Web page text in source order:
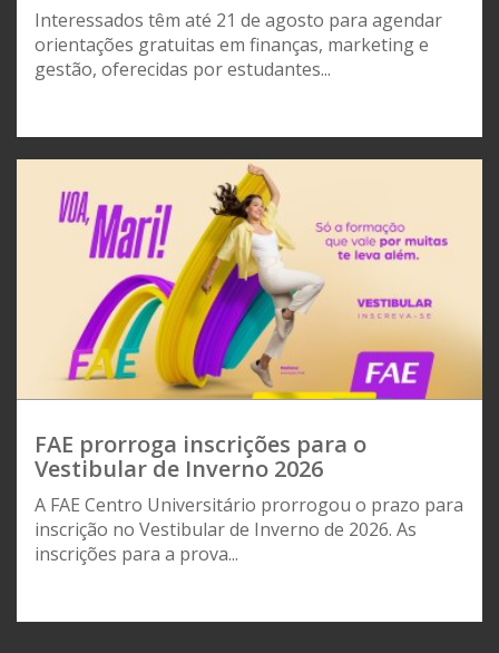
Interessados têm até 21 de agosto para agendar
orientações gratuitas em finanças, marketing e
gestão, oferecidas por estudantes...
FAE prorroga inscrições para o
Vestibular de Inverno 2026
A FAE Centro Universitário prorrogou o prazo para
inscrição no Vestibular de Inverno de 2026. As
inscrições para a prova...